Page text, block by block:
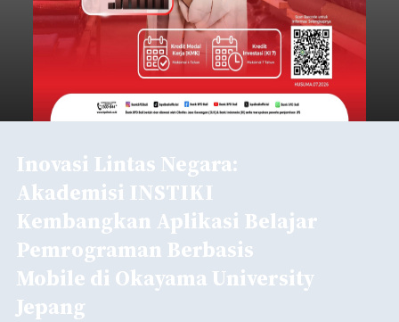
Inovasi Lintas Negara:
Akademisi INSTIKI
Kembangkan Aplikasi Belajar
Pemrograman Berbasis
Mobile di Okayama University
Jepang